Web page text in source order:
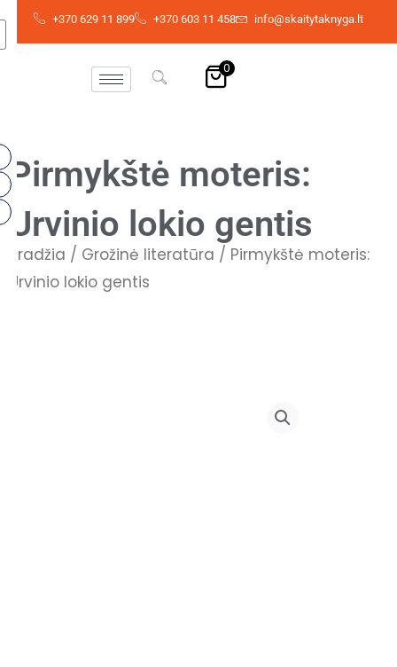
Pereiti
+370 629 11 899 +370 603 11 458 info@skaitytaknyga.lt
0
Pirmykštė moteris:
Urvinio lokio gentis
Pradžia / Grožinė literatūra / Pirmykštė moteris:
Urvinio lokio gentis